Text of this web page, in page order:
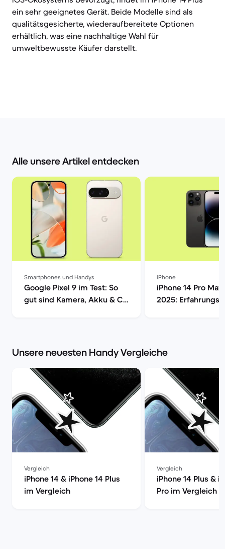
ein sehr geeignetes Gerät. Beide Modelle sind als
qualitätsgesicherte, wiederaufbereitete Optionen
erhältlich, was eine nachhaltige Wahl für
umweltbewusste Käufer darstellt.
Alle unsere Artikel entdecken
Smartphones und Handys
Google Pixel 9 im Test: So
gut sind Kamera, Akku & Co
iPhone
iPhone 14 Pro Max
2025:
Unsere neuesten Handy Vergleiche
Vergleich
iPhone 14 & iPhone 14 Plus
im Vergleich
Vergleich
iPhone 14 Plus &
Pro im Vergleich